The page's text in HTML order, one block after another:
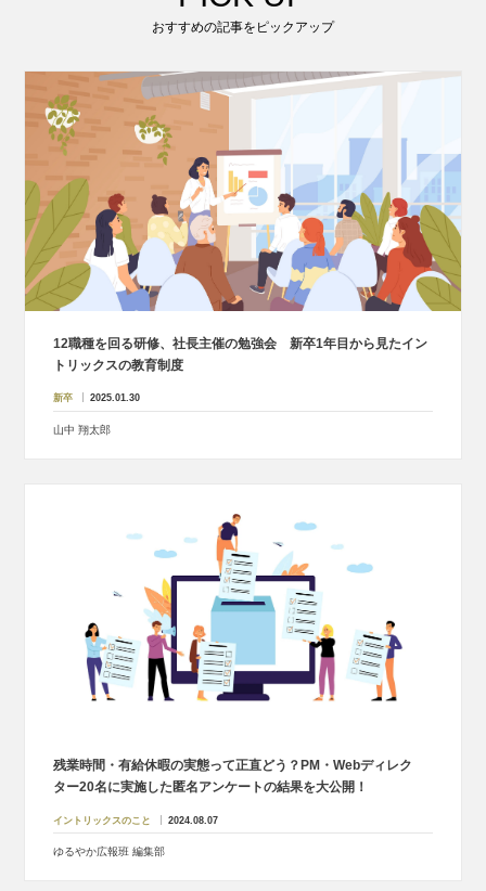
おすすめの記事をピックアップ
12職種を回る研修、社長主催の勉強会 新卒1年目から見たイン
トリックスの教育制度
新卒 2025.01.30
山中 翔太郎
残業時間・有給休暇の実態って正直どう？PM・Webディレク
ター20名に実施した匿名アンケートの結果を大公開！
イントリックスのこと 2024.08.07
ゆるやか広報班 編集部